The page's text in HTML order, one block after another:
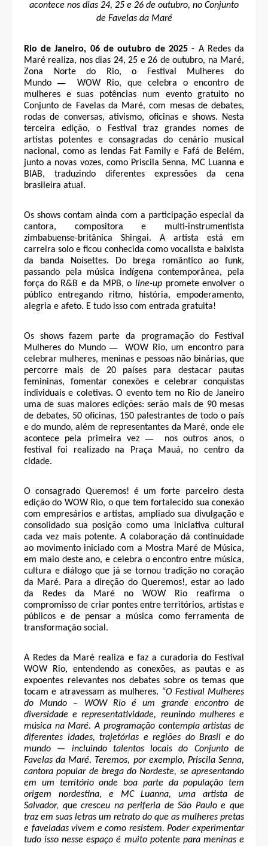
acontece nos dias 24, 25 e 26 de outubro, no Conjunto
de Favelas da Maré
Rio de Janeiro, 06 de outubro de 2025 - A Redes da
Maré realiza, nos dias 24, 25 e 26 de outubro, na Maré,
Zona Norte do Rio, o Festival Mulheres do
Mundo —
WOW Rio, que celebra o encontro de
mulheres e suas potências num evento gratuito no
Conjunto de Favelas da Maré, com mesas de debates,
rodas de conversas, ativismo, oficinas e shows. Nesta
terceira edição, o Festival traz grandes nomes de
artistas potentes e consagradas do cenário musical
nacional, como as lendas Fat Family e Fafá de Belém,
junto a novas vozes, como Priscila Senna, MC Luanna e
BIAB, traduzindo diferentes expressões da cena
brasileira atual.
Os shows contam ainda com a participação especial da
cantora, compositora e multi-instrumentista
zimbabuense-britânica Shingai. A artista está em
carreira solo e ficou conhecida como vocalista e baixista
da banda Noisettes. Do brega romântico ao funk,
passando pela música indígena contemporânea, pela
força do R&B e da MPB, o line-uppromete envolver o
público entregando ritmo, história, empoderamento,
alegria e afeto. E tudo isso com entrada gratuita!
Os shows fazem parte da programação do Festival
Mulheres do Mundo—
WOW Rio, um encontro para
celebrar mulheres, meninas e pessoas não binárias, que
percorre mais de 20 países para destacar pautas
femininas, fomentar conexões e celebrar conquistas
individuais e coletivas. O evento tem no Rio de Janeiro
uma de suas maiores edições: serão mais de 90 mesas
de debates, 50 oficinas, 150 palestrantes de todo o país
e do mundo, além de representantes da Maré, onde ele
acontece pela primeira vez —
nos outros anos, o
festival foi realizado na Praça Mauá, no centro da
cidade.
O consagrado Queremos! é um forte parceiro desta
edição do WOW Rio, o que tem fortalecido sua conexão
com empresários e artistas, ampliado sua divulgação e
consolidado sua posição como uma iniciativa cultural
cada vez mais potente. A colaboração dá continuidade
ao movimento iniciado com a Mostra Maré de Música,
em maio deste ano, e celebra o encontro entre música,
cultura e diálogo que já se tornou tradição no coração
da Maré. Para a direção do Queremos!, estar ao lado
da Redes da Maré no WOW Rio reafirma o
compromisso de criar pontes entre territórios, artistas e
públicos e de pensar a música como ferramenta de
transformação social.
A Redes da Maré realiza e faz a curadoria do Festival
WOW Rio, entendendo as conexões, as pautas e as
expoentes relevantes nos debates sobre os temas que
tocam e atravessam as mulheres. “O Festival Mulheres
do Mundo – WOW Rio é um grande encontro de
diversidade e representatividade, reunindo mulheres e
música na Maré. A programação contempla artistas de
diferentes idades, trajetórias e regiões do Brasil e do
mundo — incluindo talentos locais do Conjunto de
Favelas da Maré. Teremos, por exemplo, Priscila Senna,
cantora popular de brega do Nordeste, se apresentando
em um território onde boa parte da população tem
origem nordestina, e MC Luanna, uma artista de
Salvador, que cresceu na periferia de São Paulo e que
traz em suas letras um retrato do que as mulheres pretas
e faveladas vivem e como resistem. Poder experimentar
tudo isso nesse espaço é muito potente para meninas e